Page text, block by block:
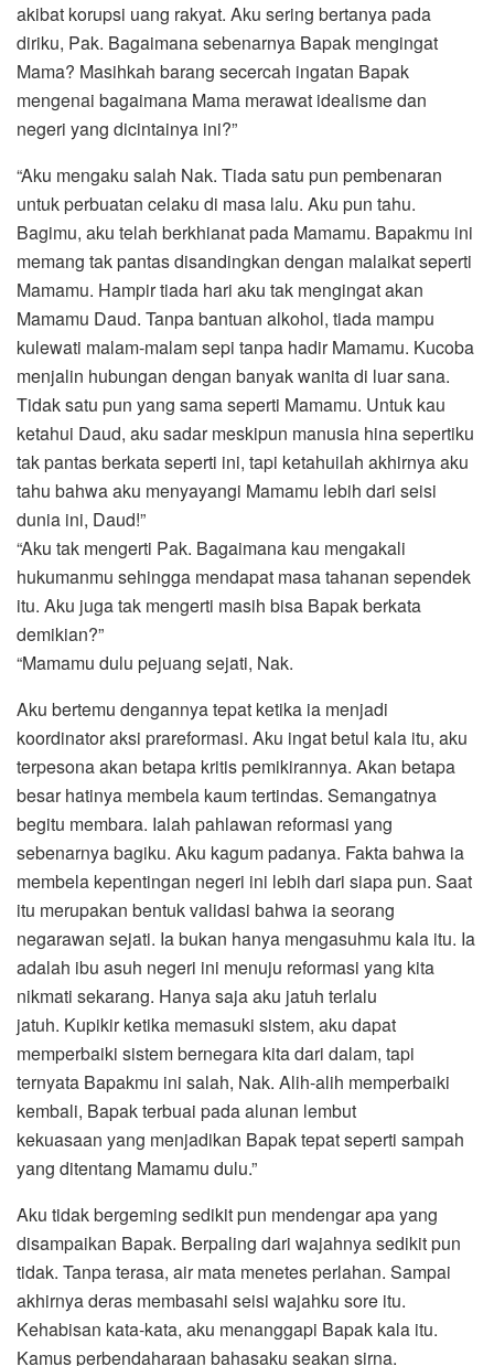
akibat korupsi uang rakyat. Aku sering bertanya pada
diriku, Pak. Bagaimana sebenarnya Bapak mengingat
Mama? Masihkah barang secercah ingatan Bapak
mengenai bagaimana Mama merawat idealisme dan
negeri yang dicintainya ini?”
“Aku mengaku salah Nak. Tiada satu pun pembenaran
untuk perbuatan celaku di masa lalu. Aku pun tahu.
Bagimu, aku telah berkhianat pada Mamamu. Bapakmu ini
memang tak pantas disandingkan dengan malaikat seperti
Mamamu. Hampir tiada hari aku tak mengingat akan
Mamamu Daud. Tanpa bantuan alkohol, tiada mampu
kulewati malam-malam sepi tanpa hadir Mamamu. Kucoba
menjalin hubungan dengan banyak wanita di luar sana.
Tidak satu pun yang sama seperti Mamamu. Untuk kau
ketahui Daud, aku sadar meskipun manusia hina sepertiku
tak pantas berkata seperti ini, tapi ketahuilah akhirnya aku
tahu bahwa aku menyayangi Mamamu lebih dari seisi
dunia ini, Daud!”
“Aku tak mengerti Pak. Bagaimana kau mengakali
hukumanmu sehingga mendapat masa tahanan sependek
itu. Aku juga tak mengerti masih bisa Bapak berkata
demikian?”
“Mamamu dulu pejuang sejati, Nak.
Aku bertemu dengannya tepat ketika ia menjadi
koordinator aksi prareformasi. Aku ingat betul kala itu, aku
terpesona akan betapa kritis pemikirannya. Akan betapa
besar hatinya membela kaum tertindas. Semangatnya
begitu membara. Ialah pahlawan reformasi yang
sebenarnya bagiku. Aku kagum padanya. Fakta bahwa ia
membela kepentingan negeri ini lebih dari siapa pun. Saat
itu merupakan bentuk validasi bahwa ia seorang
negarawan sejati. Ia bukan hanya mengasuhmu kala itu. Ia
adalah ibu asuh negeri ini menuju reformasi yang kita
nikmati sekarang. Hanya saja aku jatuh terlalu
jatuh. Kupikir ketika memasuki sistem, aku dapat
memperbaiki sistem bernegara kita dari dalam, tapi
ternyata Bapakmu ini salah, Nak. Alih-alih memperbaiki
kembali, Bapak terbuai pada alunan lembut
kekuasaan yang menjadikan Bapak tepat seperti sampah
yang ditentang Mamamu dulu.”
Aku tidak bergeming sedikit pun mendengar apa yang
disampaikan Bapak. Berpaling dari wajahnya sedikit pun
tidak. Tanpa terasa, air mata menetes perlahan. Sampai
akhirnya deras membasahi seisi wajahku sore itu.
Kehabisan kata-kata, aku menanggapi Bapak kala itu.
Kamus perbendaharaan bahasaku seakan sirna.